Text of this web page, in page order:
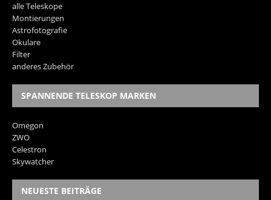
alle Teleskope
Montierungen
Astrofotografie
Okulare
Filter
anderes Zubehör
SPANNENDE TELESKOP MARKEN
Omegon
ZWO
Celestron
Skywatcher
NEUESTE BEITRÄGE